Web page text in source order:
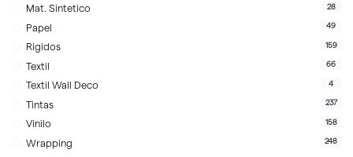
Mat. Sintetico 28
Papel 49
Rigidos 159
Textil 66
Textil Wall Deco 4
Tintas 237
Vinilo 158
Wrapping 248